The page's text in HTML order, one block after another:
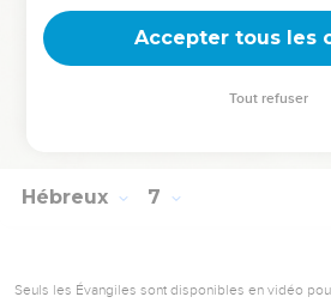
l'espérance qui nous était proposée.
Cette espérance, nous la
Hébreux 7
Seuls les Évangiles sont disponibles en vidéo
Accepter tous les
Tout refuser